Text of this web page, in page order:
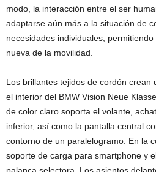
modo, la interacción entre el ser
adaptarse aún más a la situación de
necesidades individuales,
nueva de la movilidad.
Los brillantes tejidos de cordón crean
el interior del BMW Vision Neue
de color claro soporta el volante,
inferior, así como la pantalla central
contorno de un paralelogramo. En la
soporte de carga para smartphone y